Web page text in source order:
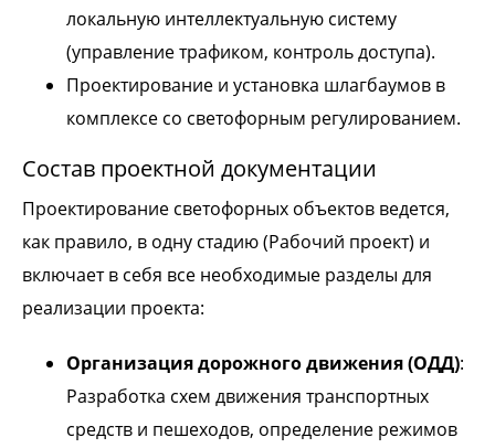
локальную интеллектуальную систему
(управление трафиком, контроль доступа).
Проектирование и установка шлагбаумов в
комплексе со светофорным регулированием.
Состав проектной документации
Проектирование светофорных объектов ведется,
как правило, в одну стадию (Рабочий проект) и
включает в себя все необходимые разделы для
реализации проекта:
Организация дорожного движения (ОДД):
Разработка схем движения транспортных
средств и пешеходов, определение режимов